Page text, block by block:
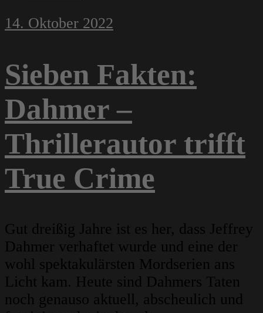
14. Oktober 2022
Sieben Fakten:
Dahmer –
Thrillerautor trifft
True Crime
Gut dreißig Jahre ist es her, dass Jeffrey
Dahmer verhaftet wurde und eine der
wohl spektakulärsten Mordserien ans
Licht kam. Heute sind Dahmers Taten
noch genauso aktuell, abscheulich und